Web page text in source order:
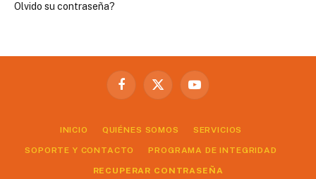
Olvido su contraseña?
Facebook
X
YouTube
INICIO QUIÉNES SOMOS SERVICIOS
SOPORTE Y CONTACTO PROGRAMA DE INTEGRIDAD
RECUPERAR CONTRASEÑA